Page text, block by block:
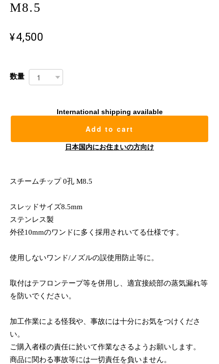
M8.5
¥4,500
数量
International shipping available
Add to cart
日本国内にお住まいの方向け
スチームチップ 0孔 M8.5
スレッドサイズ8.5mm
ステンレス製
外径10mmのワンドに多く採用されいてる仕様です。
使用しないワンド/ノズルの誤使用防止等に。
取付はテフロンテープ等を併用し、適宜接続部の蒸気漏れ等
を防いでください。
加工作業による怪我や、事故には十分にお気をつけくださ
い。
ご購入者様の責任に於いて作業なさるようお願いします。
商品に関わる事故等には一切責任を負いません。